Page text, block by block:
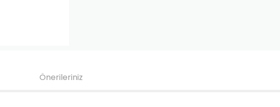
Önerileriniz